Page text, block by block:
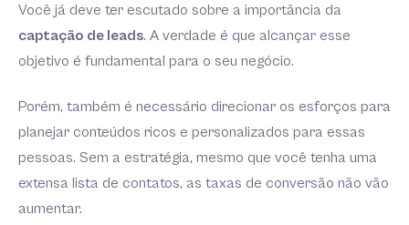
Você já deve ter escutado sobre a importância da
captação de leads. A verdade é que alcançar esse
objetivo é fundamental para o seu negócio.
Porém, também é necessário direcionar os esforços para
planejar conteúdos ricos e personalizados para essas
pessoas. Sem a estratégia, mesmo que você tenha uma
extensa lista de contatos, as taxas de conversão não vão
aumentar.